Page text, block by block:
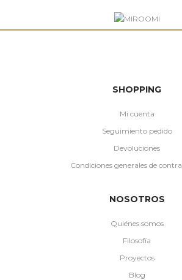
SHOPPING
Mi cuenta
Seguimiento pedido
Devoluciones
Condiciones generales de
NOSOTROS
Quiénes somos
Filosofía
Proyectos
Blog